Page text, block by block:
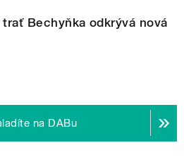
Bechyňka odkrývá nová
na DABu